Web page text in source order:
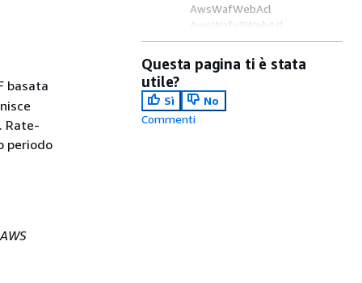
basata
Rate-
periodo
AWS
AwsWafWebAcl
AwsWafv2WebAcl
Questa pagina ti è stata
utile?
Sì
No
Commenti